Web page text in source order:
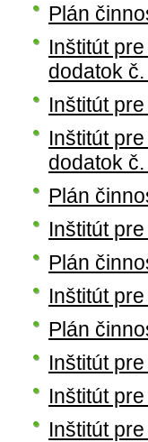
Plán
Inštitút
dodatok
Inštitút
Inštitút
dodatok
Plán
Inštitút
Plán
Inštitút
Plán
Inštitút
Inštitút
Inštitút